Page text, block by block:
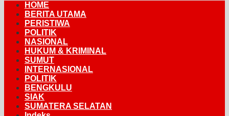
HOME
BERITA UTAMA
PERISTIWA
POLITIK
NASIONAL
HUKUM & KRIMINAL
SUMUT
INTERNASIONAL
POLITIK
BENGKULU
SIAK
SUMATERA SELATAN